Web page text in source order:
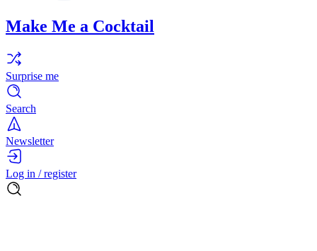
Make Me a Cocktail
Surprise me
Search
Newsletter
Log in / register